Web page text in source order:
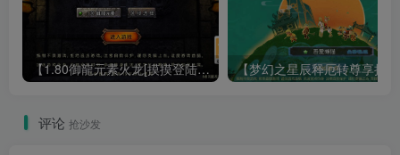
【1.80御龍元素火龙[摸摸登陆器]】战神引擎WIN服务端+GM工具+充值后台+双端+架设教程
评论 抢沙发